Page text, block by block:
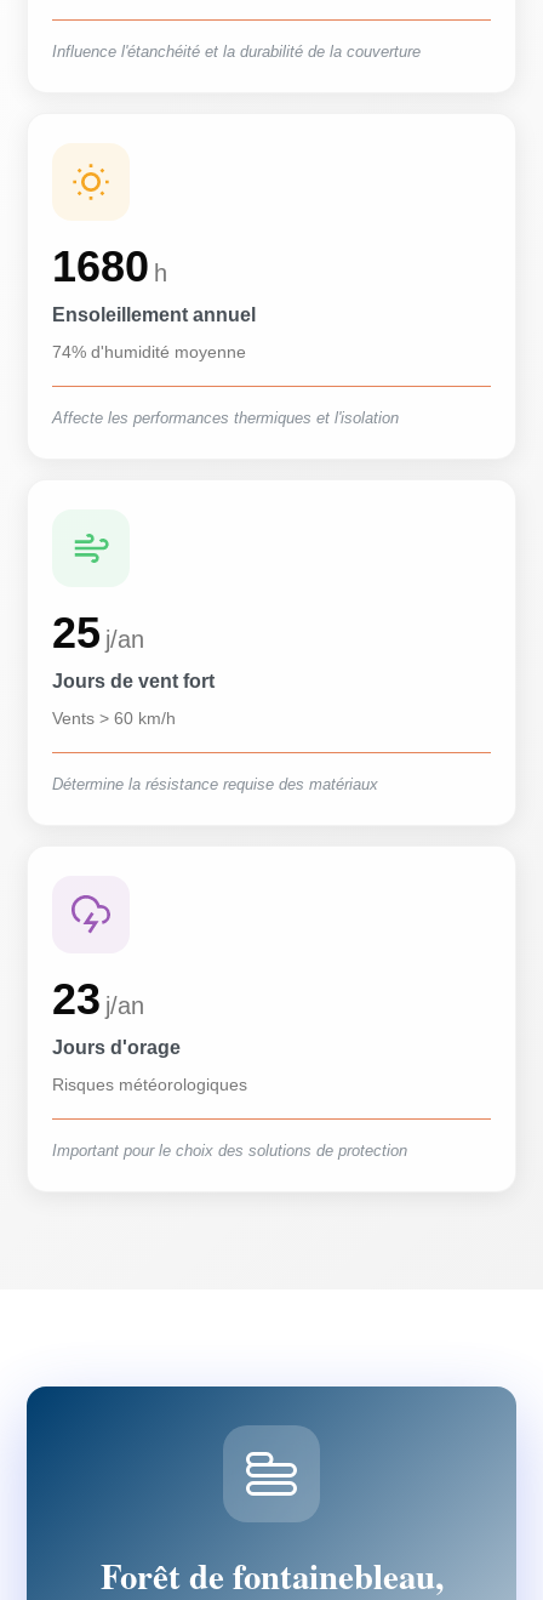
Influence l'étanchéité et la durabilité de la couverture
1680 h
Ensoleillement annuel
74% d'humidité moyenne
Affecte les performances thermiques et l'isolation
25 j/an
Jours de vent fort
Vents > 60 km/h
Détermine la résistance requise des matériaux
23 j/an
Jours d'orage
Risques météorologiques
Important pour le choix des solutions de protection
Forêt de fontainebleau,